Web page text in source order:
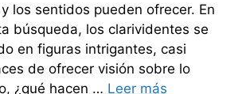
los sentidos pueden ofrecer. En
búsqueda, los clarividentes se
en figuras intrigantes, casi
de ofrecer visión sobre lo
¿qué hacen … Leer más